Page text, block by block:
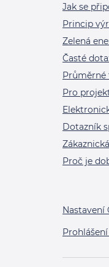
Jak se
Princip
Zelená
Časté
Pro
Dotazník
Proč je
Nastavení